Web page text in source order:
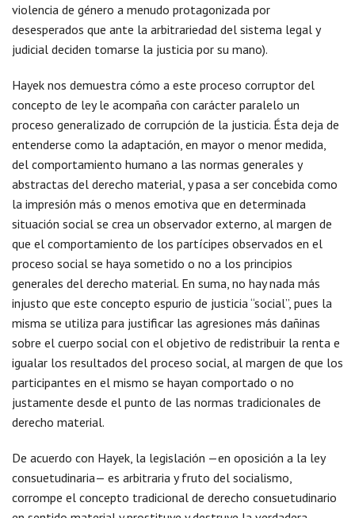
violencia de género a menudo protagonizada por
desesperados que ante la arbitrariedad del sistema legal y
judicial deciden tomarse la justicia por su mano).
Hayek nos demuestra cómo a este proceso corruptor del
concepto de ley le acompaña con carácter paralelo un
proceso generalizado de corrupción de la justicia. Ésta deja de
entenderse como la adaptación, en mayor o menor medida,
del comportamiento humano a las normas generales y
abstractas del derecho material, y pasa a ser concebida como
la impresión más o menos emotiva que en determinada
situación social se crea un observador externo, al margen de
que el comportamiento de los partícipes observados en el
proceso social se haya sometido o no a los principios
generales del derecho material. En suma, no hay nada más
injusto que este concepto espurio de justicia “social”, pues la
misma se utiliza para justificar las agresiones más dañinas
sobre el cuerpo social con el objetivo de redistribuir la renta e
igualar los resultados del proceso social, al margen de que los
participantes en el mismo se hayan comportado o no
justamente desde el punto de las normas tradicionales de
derecho material.
De acuerdo con Hayek, la legislación —en oposición a la ley
consuetudinaria— es arbitraria y fruto del socialismo,
corrompe el concepto tradicional de derecho consuetudinario